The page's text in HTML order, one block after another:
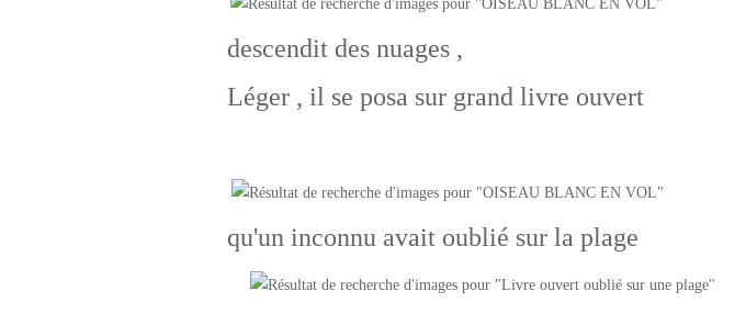
descendit des nuages ,
Léger , il se posa sur grand livre ouvert
qu'un inconnu avait oublié sur la plage